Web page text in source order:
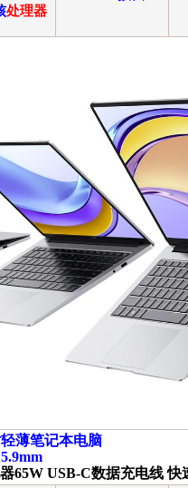
处理器
薄笔记本电脑
65W USB-C数据充电线